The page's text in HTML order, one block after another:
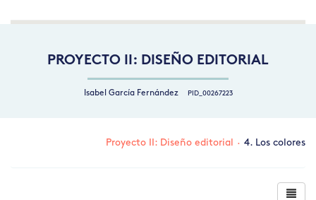
PROYECTO II: DISEÑO EDITORIAL
Isabel García Fernández PID_00267223
Proyecto II: Diseño editorial · 4. Los colores